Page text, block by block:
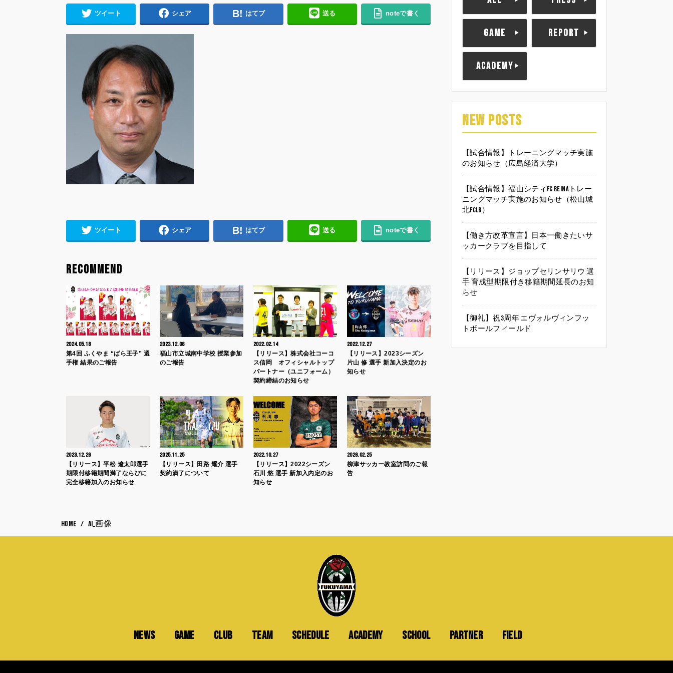
ツイート シェア はてブ 送る noteで書く
ツイート シェア はてブ 送る noteで書く
RECOMMEND
2024.05.18
第4回 ふくやま “ばら王子” 選
手権 結果のご報告
2023.12.08
福山市立城南中学校 授業参加
のご報告
2022.02.14
【リリース】株式会社コーコ
ス信岡 オフィシャルトップ
パートナー（ユニフォーム）
契約締結のお知らせ
2022.12.27
【リリース】2023シーズン
片山 修 選手 新加入決定のお
知らせ
2023.12.26
【リリース】平松 遼太郎選手
期限付移籍期間満了ならびに
完全移籍加入のお知らせ
2025.11.25
【リリース】田路 耀介 選手
契約満了について
2022.10.27
【リリース】2022シーズン
石川 悠 選手 新加入内定のお
知らせ
2026.02.25
柳津サッカー教室訪問のご報
告
GAME REPORT
ACADEMY
NEW POSTS
【試合情報】トレーニングマッチ実施
のお知らせ（広島経済大学）
【試合情報】福山シティFC Reinaトレー
ニングマッチ実施のお知らせ（松山城
北FCLB）
【働き方改革宣言】日本一働きたいサ
ッカークラブを目指して
【リリース】ジョップセリンサリウ 選
手 育成型期限付き移籍期間延長のお知
らせ
【御礼】祝3周年 エヴォルヴィンフッ
トボールフィールド
HOME AI_画像
NEWS GAME CLUB TEAM SCHEDULE ACADEMY SCHOOL PARTNER FIELD